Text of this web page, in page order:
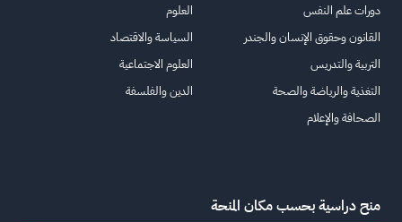
دورات علم النفس
القانون وحقوق الإنسان والجندر
التربية والتدريس
التغذية والرياضة والصحة
الصحافة والإعلام
العلوم
السياسة والاقتصاد
العلوم الاجتماعية
الدين والفلسفة
منح دراسية بحسب مكان المنحة